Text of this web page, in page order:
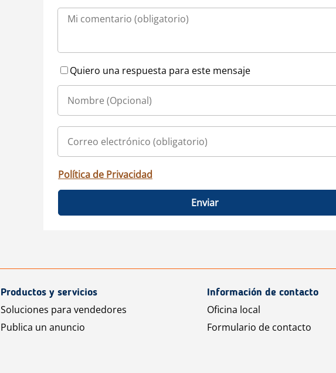
Quiero una respuesta para este mensaje
Política de Privacidad
Enviar
Productos y servicios
Soluciones para vendedores
Publica un anuncio
Información de contacto
Oficina local
Formulario de contacto